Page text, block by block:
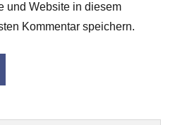
und Website in diesem
Kommentar speichern.